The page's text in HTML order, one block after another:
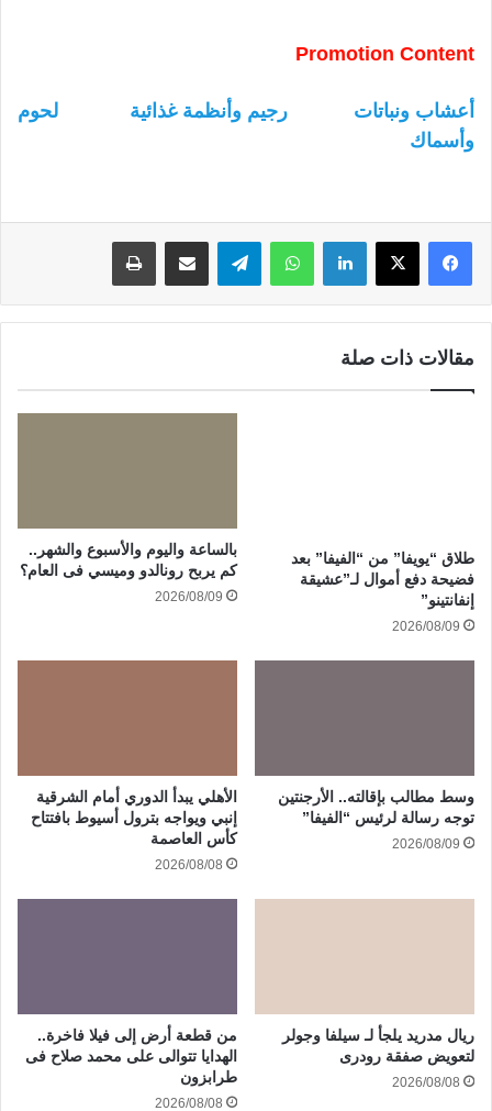
Promotion Content
أعشاب ونباتات رجيم وأنظمة غذائية
لحوم
وأسماك
لينكدإن واتساب
مقالات ذات صلة
طلاق “يويفا” من “الفيفا” بعد
فضيحة دفع أموال لـ”عشيقة
إنفانتينو”
2026/08/09
بالساعة واليوم والأسبوع والشهر..
كم يربح رونالدو وميسي فى العام؟
2026/08/09
وسط مطالب بإقالته.. الأرجنتين
توجه رسالة لرئيس “الفيفا”
2026/08/09
الأهلي يبدأ الدوري أمام الشرقية
إنبي ويواجه بترول أسيوط بافتتاح
كأس العاصمة
2026/08/08
ريال مدريد يلجأ لـ سيلفا وجولر
لتعويض صفقة رودرى
2026/08/08
من قطعة أرض إلى فيلا فاخرة..
الهدايا تتوالى على محمد صلاح فى
طرابزون
2026/08/08